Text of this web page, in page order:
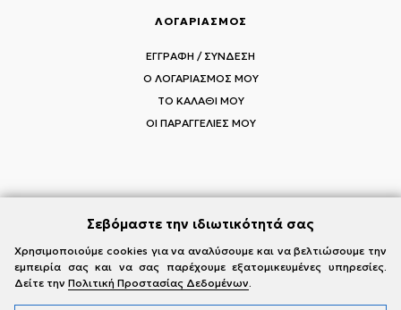
ΛΟΓΑΡΙΑΣΜΟΣ
ΕΓΓΡΑΦΗ / ΣΥΝΔΕΣΗ
Ο ΛΟΓΑΡΙΑΣΜΟΣ ΜΟΥ
ΤΟ ΚΑΛΑΘΙ ΜΟΥ
ΟΙ ΠΑΡΑΓΓΕΛΙΕΣ ΜΟΥ
Visit InstagramVisit FacebookVisit Vimeo
Σεβόμαστε την ιδιωτικότητά σας
Χρησιμοποιούμε cookies για να αναλύσουμε και να βελτιώσουμε την
εμπειρία σας και να σας παρέχουμε εξατομικευμένες υπηρεσίες.
Δείτε την Πολιτική Προστασίας Δεδομένων.